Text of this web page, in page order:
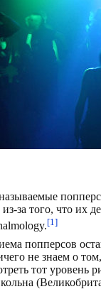
за того, что их
[1]
попперсов
не знаем о
тот